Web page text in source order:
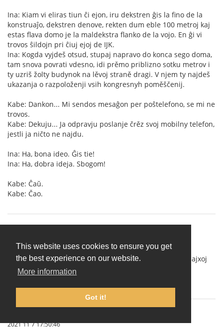
This website uses cookies to ensure you get
the best experience on our website.
More information
Got it!
Ina: Kiam vi eliras tiun ĉi ejon, iru dekstren ĝis la fino de la
konstruaĵo, dekstren denove, rekten dum eble 100 metroj kaj
estas flava domo je la maldekstra flanko de la vojo. En ĝi vi
trovos ŝildojn pri ĉiuj ejoj de IJK.
Ina: Kogda vyjdeš otsud, stupaj napravo do konca sego doma,
tam snova povrati vdesno, idi prěmo priblizno sotku metrov i
ty uzriš žolty budynok na lěvoj straně dragi. V njem ty najdeš
ukazanja o razpoloženji vsih kongresnyh poměščenij.
Kabe: Dankon... Mi sendos mesaĝon per poŝtelefono, se mi ne
trovos.
Kabe: Dekuju... Ja odpravju poslanje črěz svoj mobilny telefon,
jestli ja ničto ne najdu.
Ina: Ha, bona ideo. Ĝis tie!
Ina: Ha, dobra ideja. Sbogom!
Kabe: Ĉaŭ.
Kabe: Čao.
Cxu iu konas tiun kiu volus kun-fari jxurnalon de aktualajxoj
en Interslava?
Cxu tiaj jxurnaloj jam ekzistas?
2021 11 7 17:50:46